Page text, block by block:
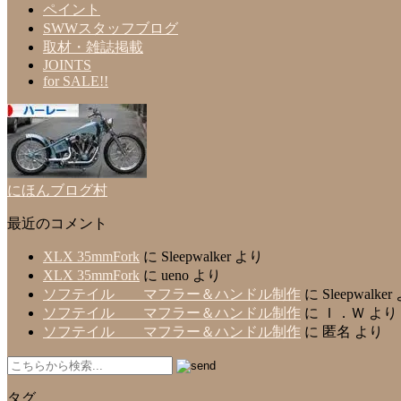
ペイント
SWWスタッフブログ
取材・雑誌掲載
JOINTS
for SALE!!
にほんブログ村
最近のコメント
XLX 35mmFork に Sleepwalkerより
XLX 35mmFork に ueno より
ソフテイル マフラー＆ハンドル制作 に Sleepwalker
ソフテイル マフラー＆ハンドル制作 に Ｉ．Ｗ より
ソフテイル マフラー＆ハンドル制作 に 匿名 より